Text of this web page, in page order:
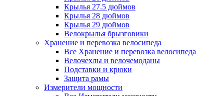
Крылья 27.5 дюймов
Крылья 28 дюймов
Крылья 29 дюймов
Велокрылья брызговики
Хранение и перевозка велосипеда
Все Хранение и перевозка велосипеда
Велочехлы и велочемоданы
Подставки и крюки
Защита рамы
Измерители мощности